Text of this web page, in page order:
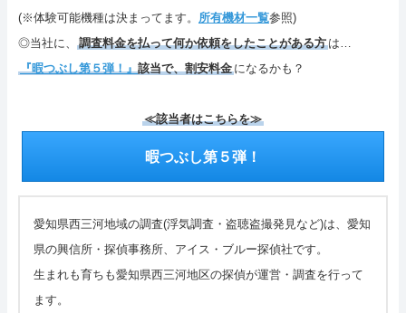
(※体験可能機種は決まってます。 所有機材一覧参照)
◎当社に、
調査料金を払って何か依頼をしたことがある方 は…
『暇つぶし第５弾！』 該当で、割安料金 になるかも？
≪該当者はこちらを≫
暇つぶし第５弾！
愛知県西三河地域の調査(浮気調査・盗聴盗撮発見など)は、愛知
県の興信所・探偵事務所、アイス・ブルー探偵社です。
生まれも育ちも愛知県西三河地区の探偵が運営・調査を行って
ます。